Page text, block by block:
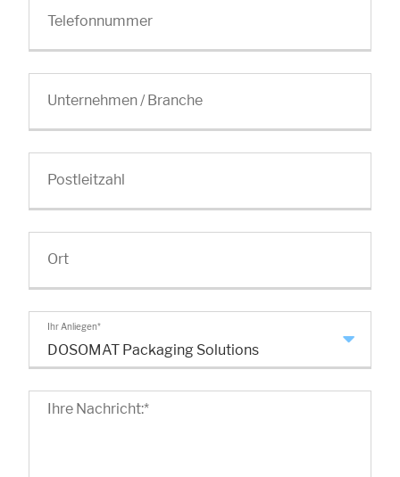
Telefonnummer
Unternehmen / Branche
Postleitzahl
Ort
Ihr Anliegen*
DOSOMAT Packaging Solutions
Ihre Nachricht:*